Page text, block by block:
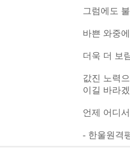
그럼에도
바쁜 와중
더욱 더 보
값진 노력
이길 바라
언제 어디
- 한울원격